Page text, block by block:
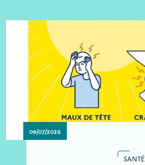
09/07/2026
SANTÉ